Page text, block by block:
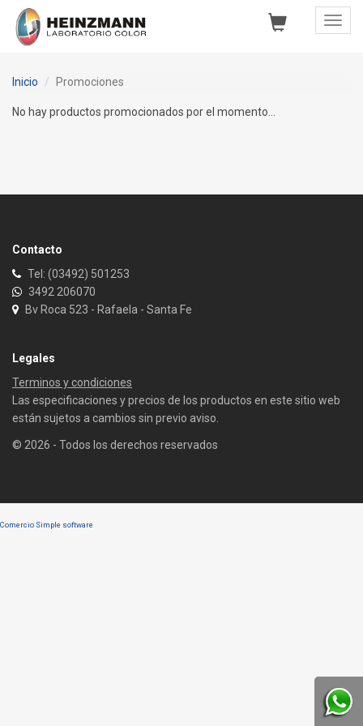
Inicio Promociones
No hay productos promocionados por el momento...
Contacto
Tel: (03492) 501253
3492 206070
Bv Roca 523 - Rafaela - Santa Fe
Legales
Terminos y condiciones
Las especificaciones y precios de los productos en este sitio web
están sujetos a cambios sin previo aviso.
© 2026 - Todos los derechos reservados
Comercio Simple software